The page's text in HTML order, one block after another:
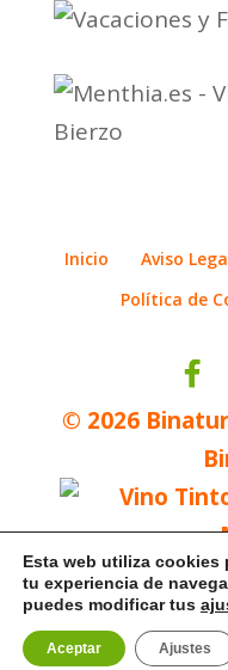
Inicio Aviso
Política de
© 2026
Esta web utiliza cookies
tu experiencia de
puedes modificar tus
Aceptar Ajustes